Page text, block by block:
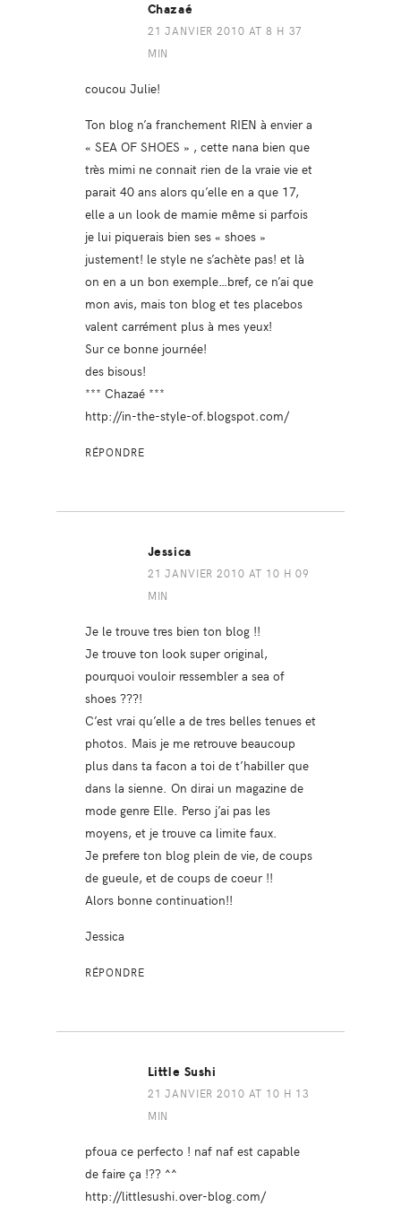
Chazaé
21 JANVIER 2010 AT 8 H 37
MIN
coucou Julie!
Ton blog n’a franchement RIEN à envier a
« SEA OF SHOES » , cette nana bien que
très mimi ne connait rien de la vraie vie et
parait 40 ans alors qu’elle en a que 17,
elle a un look de mamie même si parfois
je lui piquerais bien ses « shoes »
justement! le style ne s’achète pas! et là
on en a un bon exemple…bref, ce n’ai que
mon avis, mais ton blog et tes placebos
valent carrément plus à mes yeux!
Sur ce bonne journée!
des bisous!
*** Chazaé ***
http://in-the-style-of.blogspot.com/
RÉPONDRE
Jessica
21 JANVIER 2010 AT 10 H 09
MIN
Je le trouve tres bien ton blog !!
Je trouve ton look super original,
pourquoi vouloir ressembler a sea of
shoes ???!
C’est vrai qu’elle a de tres belles tenues et
photos. Mais je me retrouve beaucoup
plus dans ta facon a toi de t’habiller que
dans la sienne. On dirai un magazine de
mode genre Elle. Perso j’ai pas les
moyens, et je trouve ca limite faux.
Je prefere ton blog plein de vie, de coups
de gueule, et de coups de coeur !!
Alors bonne continuation!!
Jessica
RÉPONDRE
Little Sushi
21 JANVIER 2010 AT 10 H 13
MIN
pfoua ce perfecto ! naf naf est capable
de faire ça !?? ^^
http://littlesushi.over-blog.com/